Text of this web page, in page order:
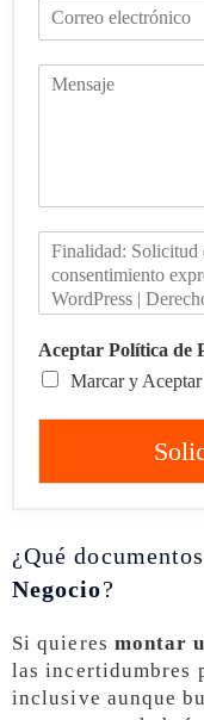
Aceptar Política de
Marcar y
¿Qué
Negocio?
Si quieres montar
las incertidumbres
inclusive aunque